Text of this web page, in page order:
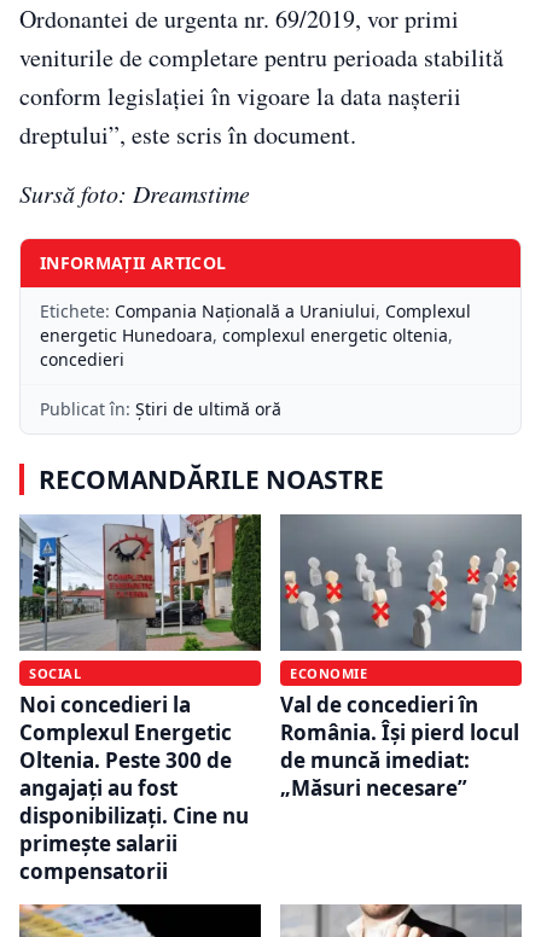
Ordonantei de urgenta nr. 69/2019, vor primi
veniturile de completare pentru perioada stabilită
conform legislației în vigoare la data nașterii
dreptului”, este scris în document.
Sursă foto: Dreamstime
INFORMAȚII ARTICOL
Etichete: Compania Naţională a Uraniului, Complexul
energetic Hunedoara, complexul energetic oltenia,
concedieri
Publicat în: Știri de ultimă oră
RECOMANDĂRILE NOASTRE
SOCIAL
Noi concedieri la
Complexul Energetic
Oltenia. Peste 300 de
angajați au fost
disponibilizați. Cine nu
primește salarii
compensatorii
ECONOMIE
Val de concedieri în
România. Îşi pierd locul
de muncă imediat:
„Măsuri necesare”